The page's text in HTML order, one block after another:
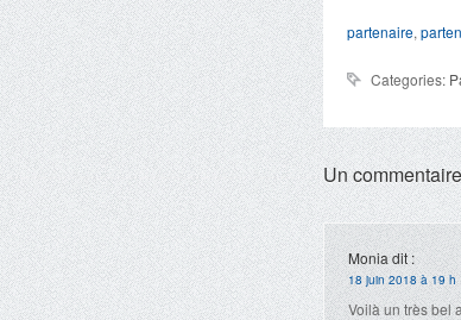
partenaire,
Categories:
Un commentaire
Moniadit :
18 juin 2018 à 19 h
Voilà un très bel